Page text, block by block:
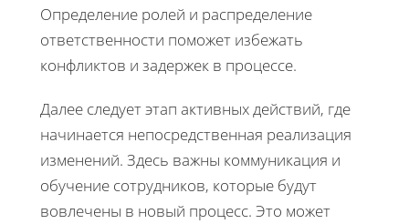
Определение ролей и распределение
ответственности поможет избежать
конфликтов и задержек в процессе.
Далее следует этап активных действий, где
начинается непосредственная реализация
изменений. Здесь важны коммуникация и
обучение сотрудников, которые будут
вовлечены в новый процесс. Это может